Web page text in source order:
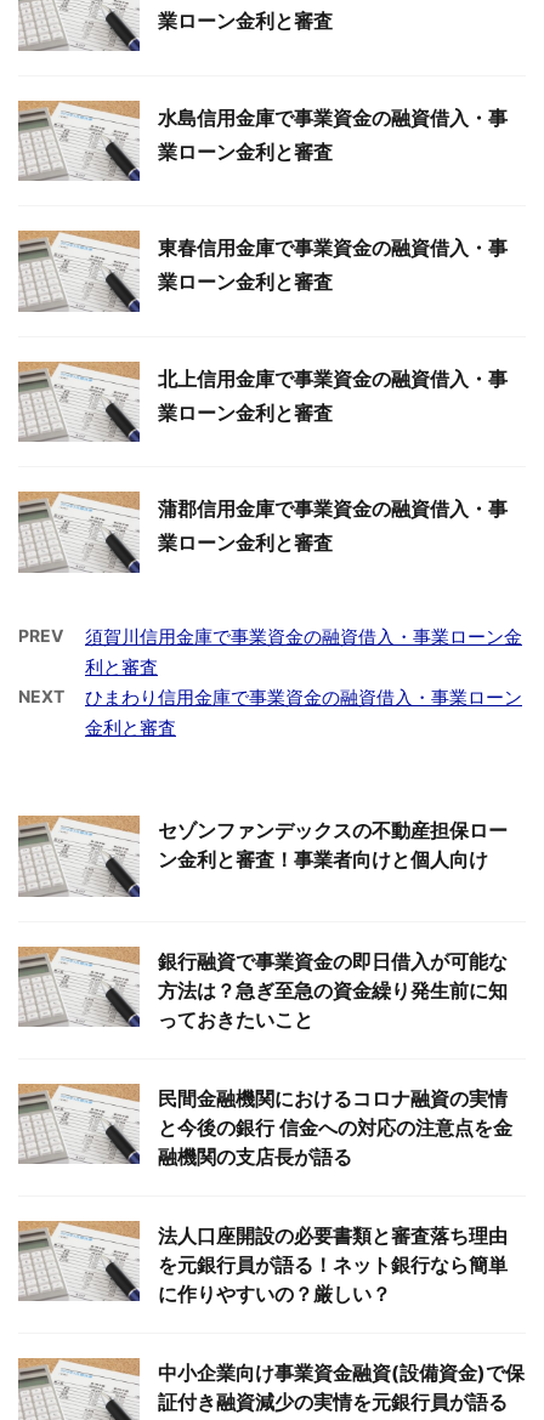
業ローン金利と審査
水島信用金庫で事業資金の融資借入・事
業ローン金利と審査
東春信用金庫で事業資金の融資借入・事
業ローン金利と審査
北上信用金庫で事業資金の融資借入・事
業ローン金利と審査
蒲郡信用金庫で事業資金の融資借入・事
業ローン金利と審査
PREV
須賀川信用金庫で事業資金の融資借入・事業ローン金
利と審査
NEXT
ひまわり信用金庫で事業資金の融資借入・事業ローン
金利と審査
セゾンファンデックスの不動産担保ロー
ン金利と審査！事業者向けと個人向け
銀行融資で事業資金の即日借入が可能な
方法は？急ぎ至急の資金繰り発生前に知
っておきたいこと
民間金融機関におけるコロナ融資の実情
と今後の銀行 信金への対応の注意点を金
融機関の支店長が語る
法人口座開設の必要書類と審査落ち理由
を元銀行員が語る！ネット銀行なら簡単
に作りやすいの？厳しい？
中小企業向け事業資金融資(設備資金)で保
証付き融資減少の実情を元銀行員が語る